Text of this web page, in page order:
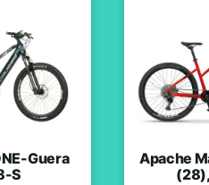
Guera
S
Apache